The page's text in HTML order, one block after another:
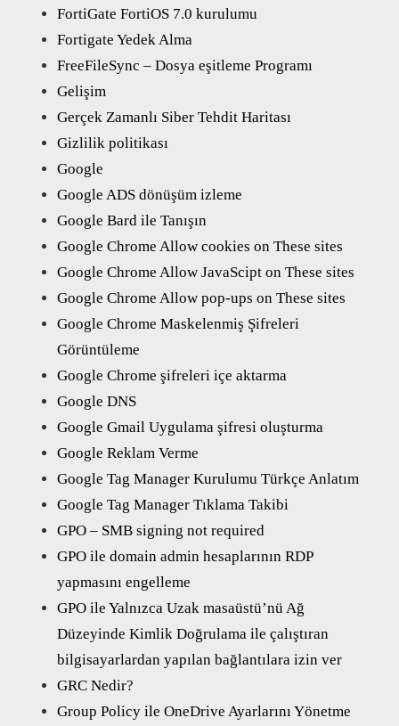
FortiGate FortiOS 7.0 kurulumu
Fortigate Yedek Alma
FreeFileSync – Dosya eşitleme Programı
Gelişim
Gerçek Zamanlı Siber Tehdit Haritası
Gizlilik politikası
Google
Google ADS dönüşüm izleme
Google Bard ile Tanışın
Google Chrome Allow cookies on These sites
Google Chrome Allow JavaScipt on These sites
Google Chrome Allow pop-ups on These sites
Google Chrome Maskelenmiş Şifreleri
Görüntüleme
Google Chrome şifreleri içe aktarma
Google DNS
Google Gmail Uygulama şifresi oluşturma
Google Reklam Verme
Google Tag Manager Kurulumu Türkçe Anlatım
Google Tag Manager Tıklama Takibi
GPO – SMB signing not required
GPO ile domain admin hesaplarının RDP
yapmasını engelleme
GPO ile Yalnızca Uzak masaüstü’nü Ağ
Düzeyinde Kimlik Doğrulama ile çalıştıran
bilgisayarlardan yapılan bağlantılara izin ver
GRC Nedir?
Group Policy ile OneDrive Ayarlarını Yönetme